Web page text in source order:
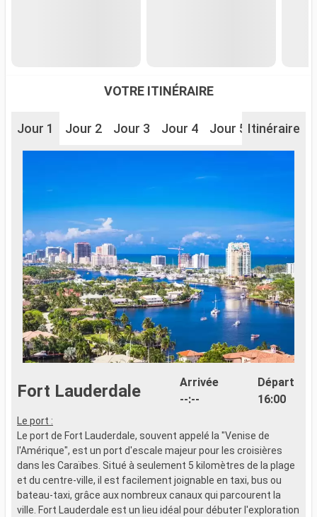
VOTRE ITINÉRAIRE
Jour 1 Jour 2 Jour 3 Jour 4 Jour 5 Jour 6
Itinéraire
Fort Lauderdale
Arrivée
--:--
Départ
16:00
Le port :
Le port de Fort Lauderdale, souvent appelé la "Venise de
l'Amérique", est un port d'escale majeur pour les croisières
dans les Caraïbes. Situé à seulement 5 kilomètres de la plage
et du centre-ville, il est facilement joignable en taxi, bus ou
bateau-taxi, grâce aux nombreux canaux qui parcourent la
ville. Fort Lauderdale est un lieu idéal pour débuter l'exploration